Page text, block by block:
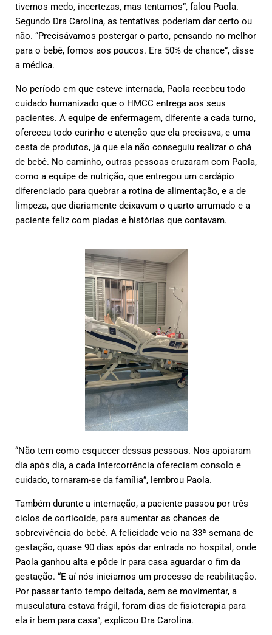
tivemos medo, incertezas, mas tentamos”, falou Paola.
Segundo Dra Carolina, as tentativas poderiam dar certo ou
não. “Precisávamos postergar o parto, pensando no melhor
para o bebê, fomos aos poucos. Era 50% de chance”, disse
a médica.
No período em que esteve internada, Paola recebeu todo
cuidado humanizado que o HMCC entrega aos seus
pacientes. A equipe de enfermagem, diferente a cada turno,
ofereceu todo carinho e atenção que ela precisava, e uma
cesta de produtos, já que ela não conseguiu realizar o chá
de bebê. No caminho, outras pessoas cruzaram com Paola,
como a equipe de nutrição, que entregou um cardápio
diferenciado para quebrar a rotina de alimentação, e a de
limpeza, que diariamente deixavam o quarto arrumado e a
paciente feliz com piadas e histórias que contavam.
“Não tem como esquecer dessas pessoas. Nos apoiaram
dia após dia, a cada intercorrência ofereciam consolo e
cuidado, tornaram-se da família”, lembrou Paola.
Também durante a internação, a paciente passou por três
ciclos de corticoide, para aumentar as chances de
sobrevivência do bebê. A felicidade veio na 33ª semana de
gestação, quase 90 dias após dar entrada no hospital, onde
Paola ganhou alta e pôde ir para casa aguardar o fim da
gestação. “E aí nós iniciamos um processo de reabilitação.
Por passar tanto tempo deitada, sem se movimentar, a
musculatura estava frágil, foram dias de fisioterapia para
ela ir bem para casa”, explicou Dra Carolina.